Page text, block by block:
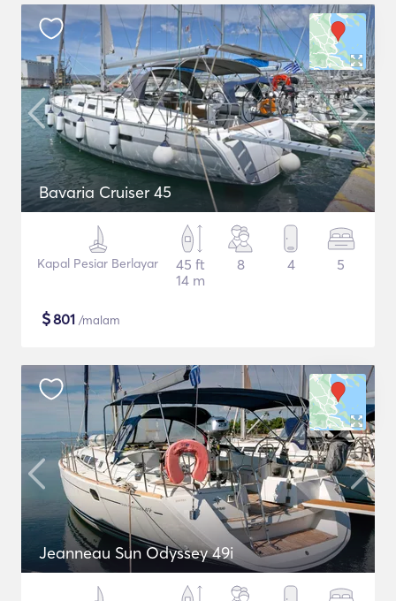
Bavaria Cruiser 45
Kapal Pesiar Berlayar
45 ft
14 m
8 4 5
$801 /malam
Jeanneau Sun Odyssey 49i